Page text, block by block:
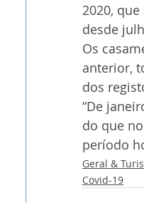
2020,
desde
Os
anterior,
dos
“De
do que
período
Geral &
Covid-19